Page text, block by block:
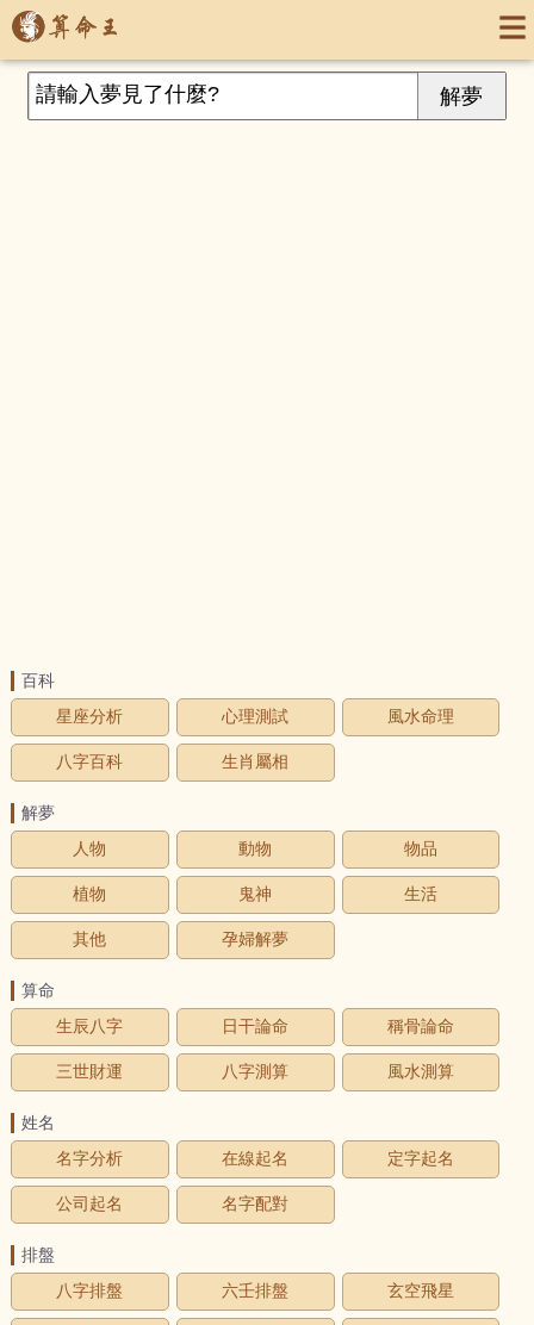
百科
星座分析
心理測試 風水命理
八字百科 生肖屬相
解夢
人物
動物 物品
植物 鬼神 生活
其他 孕婦解夢
算命
生辰八字
日干論命 稱骨論命
三世財運 八字測算 風水測算
姓名
名字分析
在線起名 定字起名
公司起名 名字配對
排盤
八字排盤
六壬排盤 玄空飛星